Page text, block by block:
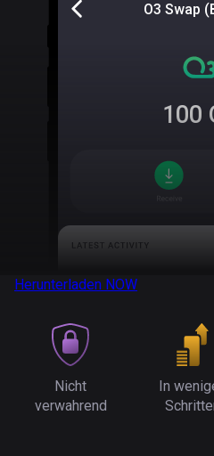
O3 Swap
100
Herunterladen NOW
Nicht
verwahrend
In